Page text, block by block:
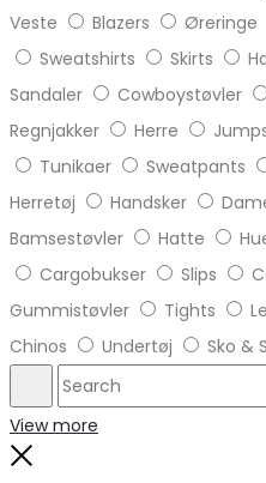
Veste
Blazers Øreringe
Sweatshirts
Skirts
Sandaler
Cowboystøvler
Regnjakker
Herre
Tunikaer
Sweatpants
Herretøj
Handsker
Bamsestøvler
Hatte
Cargobukser
Slips
Gummistøvler
Tights
Chinos
Undertøj Sko &
Search
View more